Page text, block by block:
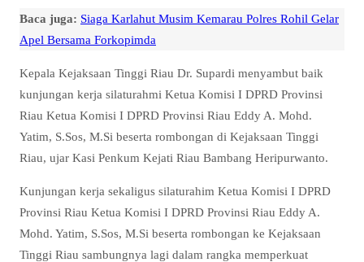
Baca juga: Siaga Karlahut Musim Kemarau Polres Rohil Gelar
Apel Bersama Forkopimda
Kepala Kejaksaan Tinggi Riau Dr. Supardi menyambut baik
kunjungan kerja silaturahmi Ketua Komisi I DPRD Provinsi
Riau Ketua Komisi I DPRD Provinsi Riau Eddy A. Mohd.
Yatim, S.Sos, M.Si beserta rombongan di Kejaksaan Tinggi
Riau, ujar Kasi Penkum Kejati Riau Bambang Heripurwanto.
Kunjungan kerja sekaligus silaturahim Ketua Komisi I DPRD
Provinsi Riau Ketua Komisi I DPRD Provinsi Riau Eddy A.
Mohd. Yatim, S.Sos, M.Si beserta rombongan ke Kejaksaan
Tinggi Riau sambungnya lagi dalam rangka memperkuat